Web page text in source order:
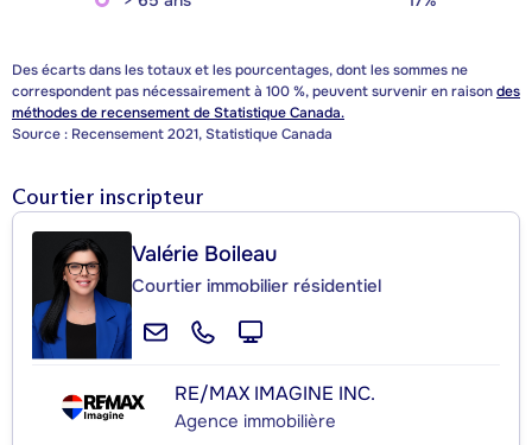
Des écarts dans les totaux et les pourcentages, dont les sommes ne
correspondent pas nécessairement à 100 %, peuvent survenir en raisondes
méthodes de recensement de Statistique Canada.
Source : Recensement 2021, Statistique Canada
Courtier inscripteur
Valérie Boileau
Courtier immobilier résidentiel
RE/MAX IMAGINE INC.
Agence immobilière